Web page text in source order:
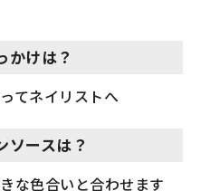
かけは？
てネイリストへ
ソースは？
な色合いと合わせます